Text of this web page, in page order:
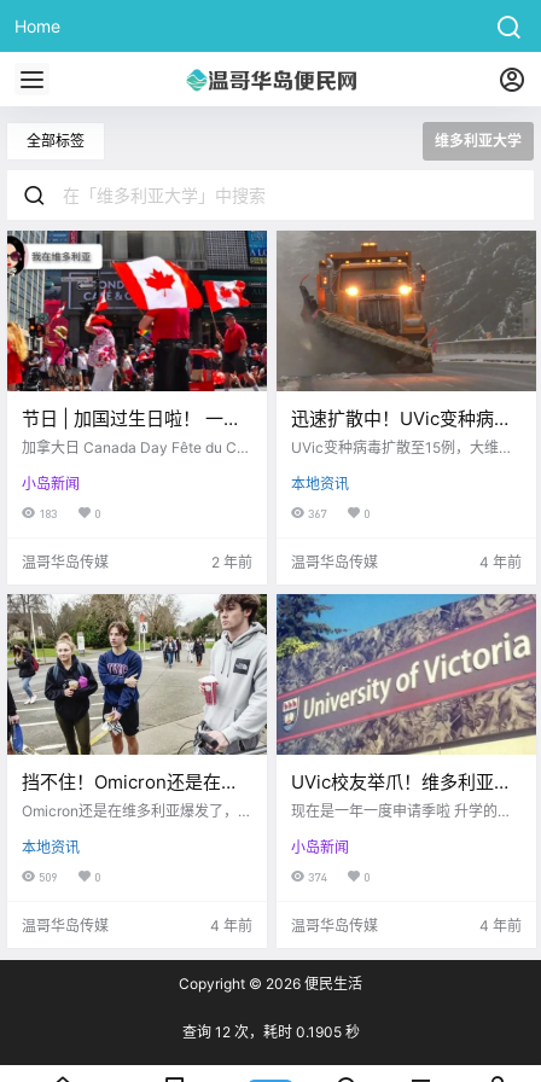
Home
全部标签 维多利亚大学
节日 | 加国过生日啦！ 一年
一度的Canada day来袭，惬
加拿大日 Canada Day Fête du Ca
法定假日 庆祝1867年7月1日加拿大.
小岛新闻
183 0
温哥华岛传媒 2 年前
迅速扩散中！UVic变种病毒
扩散至15例！！大维地区周
诞！！
UVic变种病毒扩散至15例，大维地
本地资讯
367 0
温哥华岛传媒 4 年前
挡不住！Omicron还是在维
多利亚爆发了！！UVic感染
Omicron还是在维多利亚爆发了，辉
本地资讯
509 0
温哥华岛传媒 4 年前
UVic校友举爪！维多利亚大
学荣获麦考林排名第一！！
现在是一年一度申请季啦 升学的小
权威的麦考林排名 也刚刚发布了20
22年综合类大学的排名 博主这就带
你们一起看看吧！ 麦考林排名每年
小岛新闻
374 0
温哥华岛传媒 4 年前
Copyright © 2026 便民生活
查询 12 次，耗时 0.1905 秒